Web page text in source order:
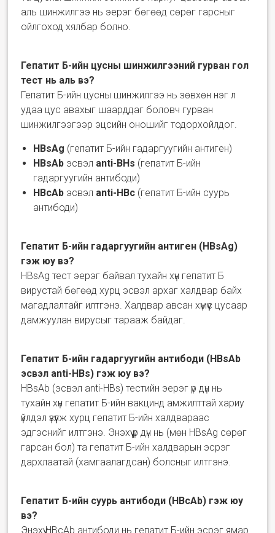
аль шинжилгээ нь эерэг бөгөөд сөрөг гарсныг
ойлгоход хялбар болно.
Гепатит Б-ийн цусны шинжилгээний гурван гол
тест нь аль вэ?
Гепатит Б-ийн цусны шинжилгээ нь зөвхөн нэг л
удаа цус авахыг шаарддаг боловч гурван
шинжилгээгээр эцсийн оношийг тодорхойлдог.
HBsAg (гепатит Б-ийн гадаргуугийн антиген)
HBsAb эсвэл anti-BHs (гепатит Б-ийн
гадаргуугийн антибоди)
HBcAb эсвэл anti-HBc (гепатит Б-ийн суурь
антибоди)
Гепатит Б-ийн гадаргуугийн антиген (HBsAg)
гэж юу вэ?
HBsAg тест эерэг байвал тухайн хүн гепатит Б
вирустай бөгөөд хурц эсвэл архаг халдвар байх
магадлалтайг илтгэнэ. Халдвар авсан хүмүүс цусаар
дамжуулан вирусыг тарааж байдаг.
Гепатит Б-ийн гадаргуугийн антибоди (HBsAb
эсвэл anti-HBs) гэж юу вэ?
HBsAb (эсвэл anti-HBs) тестийн эерэг үр дүн нь
тухайн хүн гепатит Б-ийн вакцинд амжилттай хариу
үйлдэл үзүүлж хурц гепатит Б-ийн халдвараас
эдгэснийг илтгэнэ. Энэхүү үр дүн нь (мөн HBsAg сөрөг
гарсан бол) та гепатит Б-ийн халдварын эсрэг
дархлаатай (хамгаалагдсан) болсныг илтгэнэ.
Гепатит Б-ийн суурь антибоди (HBcAb) гэж юу
вэ?
Энэхүү HBcAb антибоди нь гепатит Б-ийн эсрэг ямар